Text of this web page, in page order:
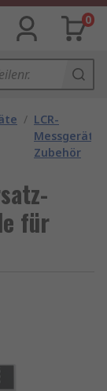
0
/ LCR-
Messgeräte-
Zubehör
für